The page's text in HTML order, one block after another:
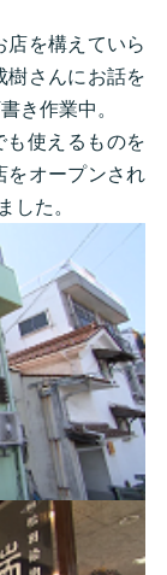
店を構えていら
樹さんにお話を
き作業中。
使えるものを
をオープンされ
した。